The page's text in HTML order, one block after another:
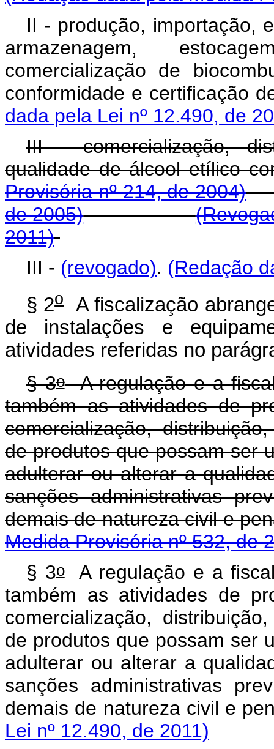
II - produção, importação,
armazenagem,
comercialização de
conformidade e
dada pela Lei nº 12.490, de
III - comercialização,
qualidade de álcool etílico
Provisória nº 214, de 2004)
de 2005)
2011)
III - (revogado). (Redação
§ 2oA fiscalização
de instalações e
atividades referidas no
§ 3oA regulação e a
também as atividades de
comercialização,
de produtos que possam ser
adulterar ou alterar a
sanções administrativas
demais de natureza
Medida Provisória nº 532, de
§ 3oA regulação e a
também as atividades de
comercialização,
de produtos que possam ser
adulterar ou alterar a
sanções administrativas
demais de natureza
Lei nº 12.490, de 2011)